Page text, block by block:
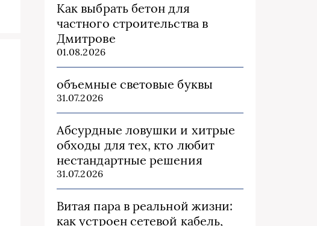
Как выбрать бетон для
частного строительства в
Дмитрове
01.08.2026
объемные световые буквы
31.07.2026
Абсурдные ловушки и хитрые
обходы для тех, кто любит
нестандартные решения
31.07.2026
Витая пара в реальной жизни:
как устроен сетевой кабель,